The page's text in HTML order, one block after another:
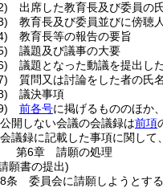
出席した教育長及び委員の
教育長及び委員並びに傍聴
教育長等の報告の要旨
議題及び議事の大要
議題となった動議を提出し
質問又は討論をした者の氏
議決事項
前各号に掲げるもののほか
公開しない会議の会議録は前項
会議録に記載した事項に関して
第6章
請願の処理
願書の提出)
条
委員会に請願しようとす